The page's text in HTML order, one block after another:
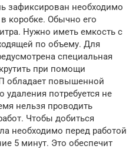
зафиксирован необходимо
коробке. Обычно его
Нужно иметь емкость с
по объему. Для
специальная
при помощи
обладает повышенной
удаления потребуется не
нельзя проводить
Чтобы добиться
необходимо перед работой
5 минут. Это обеспечит